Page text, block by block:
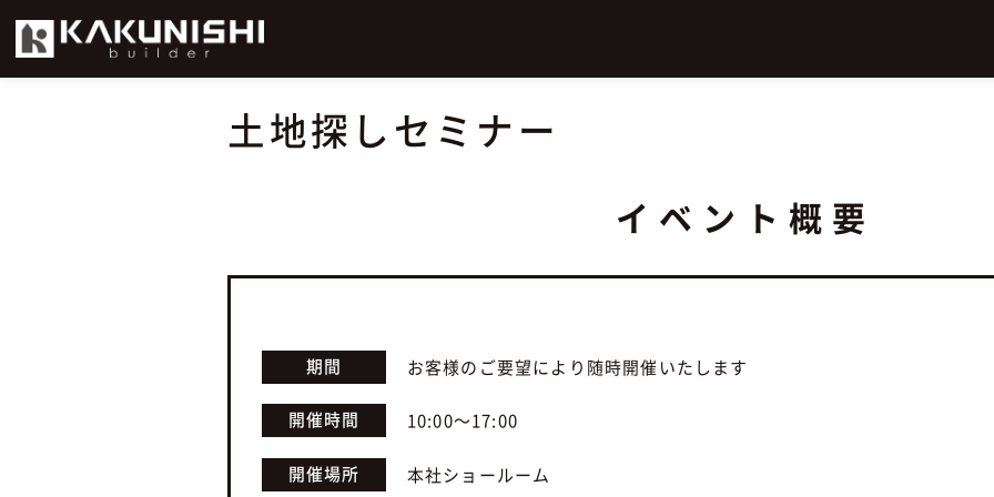
土地探しセミナー
イベント概要
期間 お客様のご要望により随時開催いたします
開催時間 10:00～17:00
開催場所 本社ショールーム